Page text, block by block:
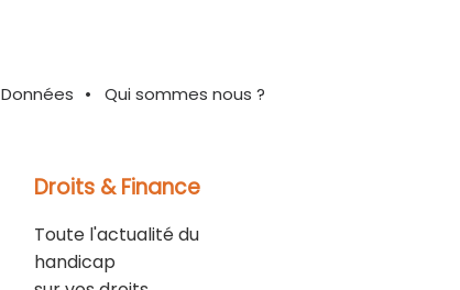
Données Qui sommes nous ?
Droits & Finance
Toute l'actualité du
handicap